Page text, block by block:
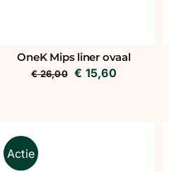
OneK Mips liner ovaal
€26,00 Oorspronkelijke
€ 15,60Huidige
Actie